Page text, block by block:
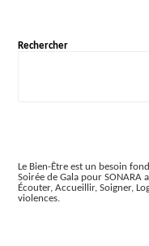
Rechercher
Le Bien-Être est un besoin
Soirée de Gala pour SONARA
Écouter, Accueillir, Soigner,
violences.